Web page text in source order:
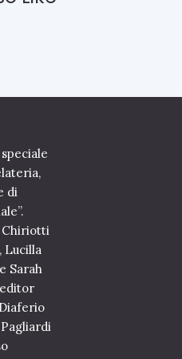
t
à
G
e
l
a
t
o
2
4
A
g
o
s
t
G
i
b
i
l
e
o
2
6
F
e
b
di
Chiriotti
Lucilla
Sarah